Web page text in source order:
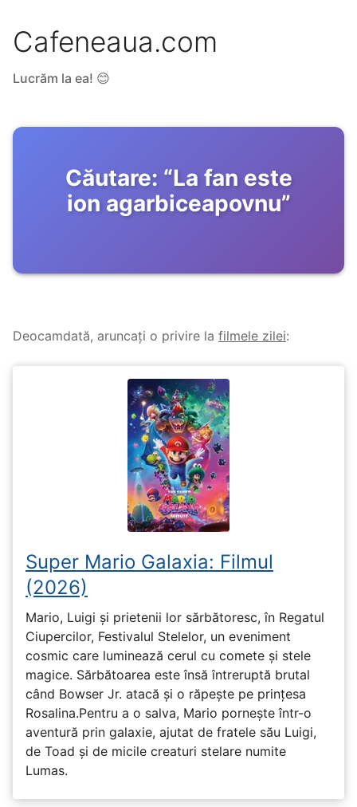
Cafeneaua.com
Lucrăm la ea! 😊
Căutare: “La fan este
ion agarbiceapovnu”
Deocamdată, aruncați o privire la filmele zilei:
Super Mario Galaxia: Filmul
(2026)
Mario, Luigi și prietenii lor sărbătoresc, în Regatul
Ciupercilor, Festivalul Stelelor, un eveniment
cosmic care luminează cerul cu comete și stele
magice. Sărbătoarea este însă întreruptă brutal
când Bowser Jr. atacă și o răpește pe prinţesa
Rosalina.Pentru a o salva, Mario pornește într-o
aventură prin galaxie, ajutat de fratele său Luigi,
de Toad și de micile creaturi stelare numite
Lumas.